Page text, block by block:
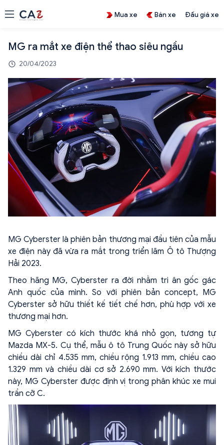
Mua xe Bán xe Đấu giá xe
MG ra mắt xe điện thể thao siêu ngầu
20/04/2023
MG Cyberster là phiên bản thương mại đầu tiên của mẫu
xe điện này đã vừa ra mắt trong triển lãm Ô tô Thượng
Hải 2023.
Theo hãng MG, Cyberster ra đời nhằm tri ân gốc gác
Anh quốc của mình. So với phiên bản concept, MG
Cyberster sở hữu thiết kế tiết chế hơn, phù hợp với xe
thương mại hơn.
MG Cyberster có kích thước khá nhỏ gọn, tương tự
Mazda MX-5. Cụ thể, mẫu ô tô Trung Quốc này sở hữu
chiều dài chỉ 4.535 mm, chiều rộng 1.913 mm, chiều cao
1.329 mm và chiều dài cơ sở 2.690 mm. Với kích thước
này, MG Cyberster được định vị trong phân khúc xe mui
trần cỡ C.